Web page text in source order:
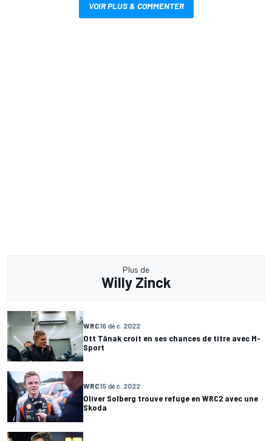
VOIR PLUS & COMMENTER
Plus de
Willy Zinck
WRC16 déc. 2022
Ott Tänak croit en ses chances de titre avec M-
Sport
WRC15 déc. 2022
Oliver Solberg trouve refuge en WRC2 avec une
Skoda